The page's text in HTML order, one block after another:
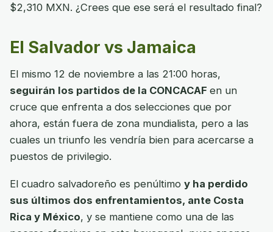
$2,310 MXN. ¿Crees que ese será el resultado final?
El Salvador vs Jamaica
El mismo 12 de noviembre a las 21:00 horas,
seguirán los partidos de la CONCACAF en un
cruce que enfrenta a dos selecciones que por
ahora, están fuera de zona mundialista, pero a las
cuales un triunfo les vendría bien para acercarse a
puestos de privilegio.
El cuadro salvadoreño es penúltimo y ha perdido
sus últimos dos enfrentamientos, ante Costa
Rica y México, y se mantiene como una de las